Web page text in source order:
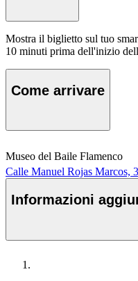
Mostra il biglietto sul tuo
10 minuti prima dell'inizio
Come arrivare
Museo del Baile Flamenco
Calle Manuel Rojas Marcos,
Informazioni